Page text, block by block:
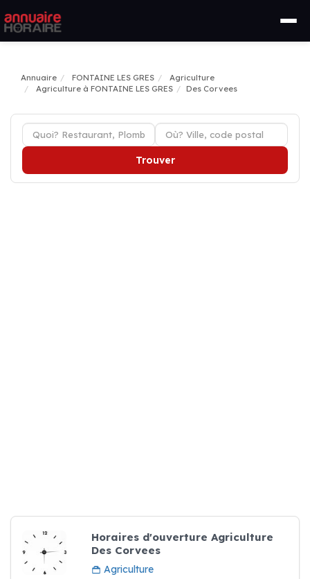
Annuaire FONTAINE LES GRES
Agriculture
Agriculture à FONTAINE LES GRES
Des Corvees
Trouver
Horaires d'ouverture Agriculture
Des Corvees
Agriculture